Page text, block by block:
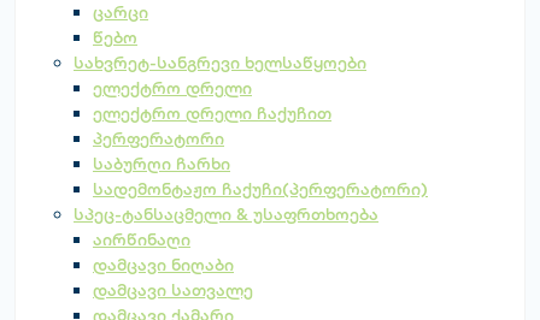
ცარცი
წებო
სახვრეტ-სანგრევი ხელსაწყოები
ელექტრო დრელი
ელექტრო დრელი ჩაქუჩით
პერფერატორი
საბურღი ჩარხი
სადემონტაჟო ჩაქუჩი(პერფერატორი)
სპეც-ტანსაცმელი & უსაფრთხოება
აირწინაღი
დამცავი ნიღაბი
დამცავი სათვალე
დამცავი ქამარი